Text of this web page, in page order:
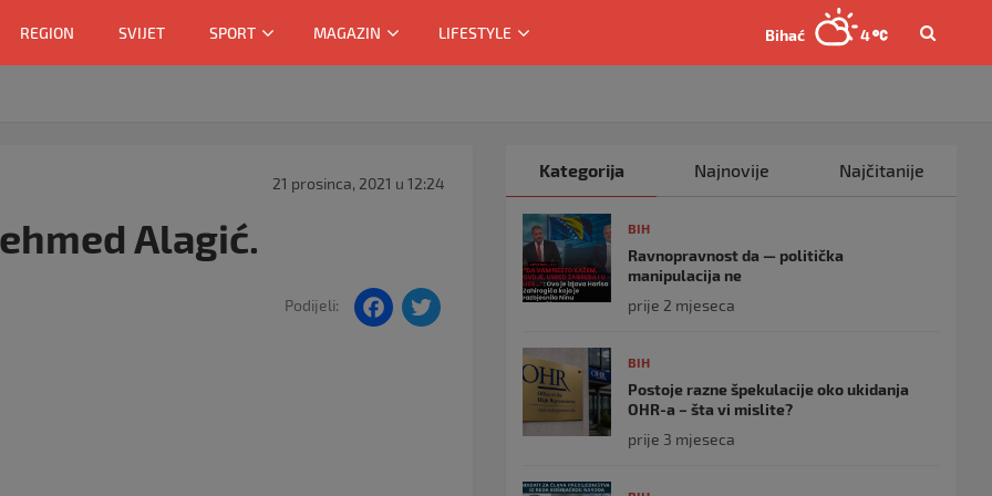
REGION SVIJET SPORT MAGAZIN LIFESTYLE Bihać 4
21 prosinca, 2021 u 12:24
Alagić.
Podijeli:
F
Kategorija Najnovije Najčitanije
BIH
Ravnopravnost da — politička
manipulacija ne
prije 2 mjeseca
BIH
Postoje razne špekulacije oko ukidanja
OHR-a – šta vi mislite?
prije 3 mjeseca